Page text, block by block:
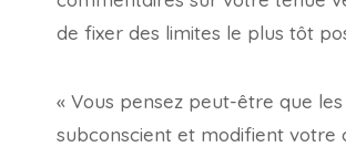
de fixer des limites le plus tôt
« Vous pensez peut-être que
subconscient et modifient votre